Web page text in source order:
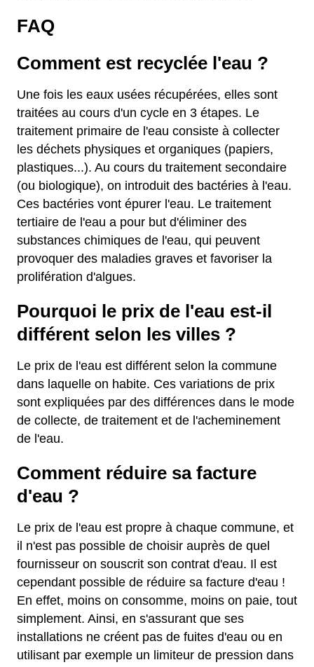
FAQ
Comment est recyclée l'eau ?
Une fois les eaux usées récupérées, elles sont
traitées au cours d'un cycle en 3 étapes. Le
traitement primaire de l'eau consiste à collecter
les déchets physiques et organiques (papiers,
plastiques...). Au cours du traitement secondaire
(ou biologique), on introduit des bactéries à l'eau.
Ces bactéries vont épurer l'eau. Le traitement
tertiaire de l'eau a pour but d'éliminer des
substances chimiques de l'eau, qui peuvent
provoquer des maladies graves et favoriser la
prolifération d'algues.
Pourquoi le prix de l'eau est-il
différent selon les villes ?
Le prix de l'eau est différent selon la commune
dans laquelle on habite. Ces variations de prix
sont expliquées par des différences dans le mode
de collecte, de traitement et de l'acheminement
de l'eau.
Comment réduire sa facture
d'eau ?
Le prix de l'eau est propre à chaque commune, et
il n'est pas possible de choisir auprès de quel
fournisseur on souscrit son contrat d'eau. Il est
cependant possible de réduire sa facture d'eau !
En effet, moins on consomme, moins on paie, tout
simplement. Ainsi, en s'assurant que ses
installations ne créent pas de fuites d'eau ou en
utilisant par exemple un limiteur de pression dans